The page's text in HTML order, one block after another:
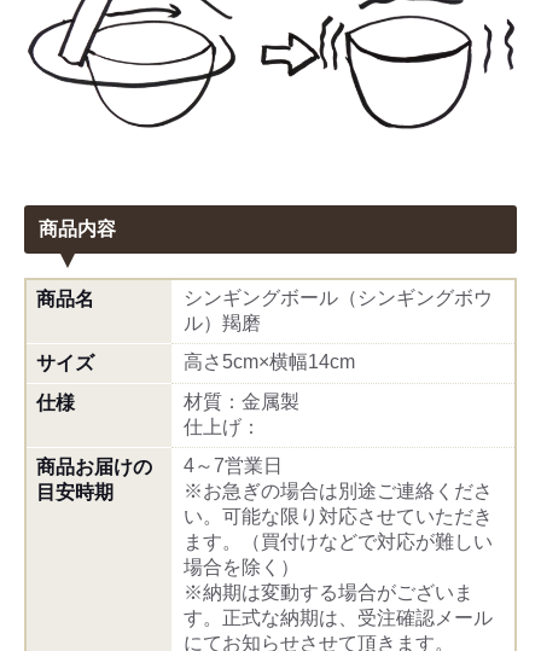
商品内容
商品名
シンギングボール（シンギングボウ
ル）羯磨
サイズ
高さ5cm×横幅14cm
仕様
材質：金属製
仕上げ：
商品お届けの
目安時期
4～7営業日
※お急ぎの場合は別途ご連絡くださ
い。可能な限り対応させていただき
ます。（買付けなどで対応が難しい
場合を除く）
※納期は変動する場合がございま
す。正式な納期は、受注確認メール
にてお知らせさせて頂きます。